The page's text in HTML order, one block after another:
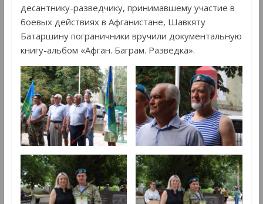
десантнику-разведчику, принимавшему участие в
боевых действиях в Афганистане, Шавкяту
Батаршину пограничники вручили документальную
книгу-альбом «Афган. Баграм. Разведка».